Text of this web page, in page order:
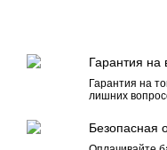
Гарантия на
Гарантия на
лишних
Безопасная